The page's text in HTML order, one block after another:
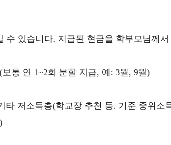
수 있습니다. 지급된 현금을 학부모님께서
통 연 1~2회 분할 지급, 예: 3월, 9월)
타 저소득층(학교장 추천 등. 기준 중위소